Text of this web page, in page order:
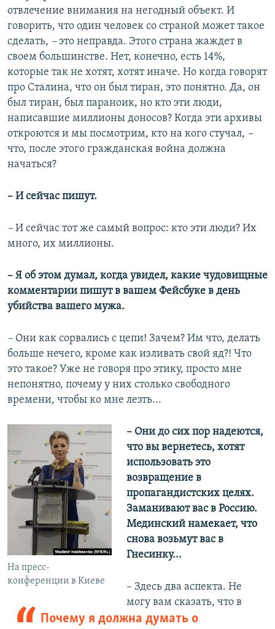
отвлечение внимания на негодный объект. И
говорить, что один человек со страной может такое
сделать, – это неправда. Этого страна жаждет в
своем большинстве. Нет, конечно, есть 14%,
которые так не хотят, хотят иначе. Но когда говорят
про Сталина, что он был тиран, это понятно. Да, он
был тиран, был параноик, но кто эти люди,
написавшие миллионы доносов? Когда эти архивы
откроются и мы посмотрим, кто на кого стучал, –
что, после этого гражданская война должна
начаться?
– И сейчас пишут.
– И сейчас тот же самый вопрос: кто эти люди? Их
много, их миллионы.
– Я об этом думал, когда увидел, какие чудовищные
комментарии пишут в вашем Фейсбуке в день
убийства вашего мужа.
– Они как сорвались с цепи! Зачем? Им что, делать
больше нечего, кроме как изливать свой яд?! Что
это такое? Уже не говоря про этику, просто мне
непонятно, почему у них столько свободного
времени, чтобы ко мне лезть...
На пресс-
конференции в Киеве
– Они до сих пор надеются,
что вы вернетесь, хотят
использовать это
возвращение в
пропагандистских целях.
Заманивают вас в Россию.
Мединский намекает, что
снова возьмут вас в
Гнесинку...
Почему я должна думать о
– Здесь два аспекта. Не
могу вам сказать, что в